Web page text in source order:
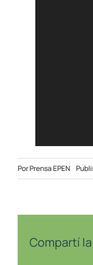
PorPrensa EPEN
Compartí